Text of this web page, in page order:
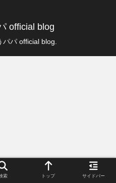
official blog
パ official blog.
索 トップ サイドバー